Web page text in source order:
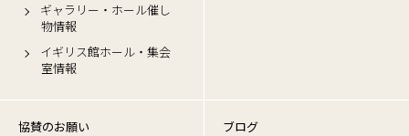
ギャラリー・ホール催し
物情報
イギリス館ホール・集会
室情報
協賛のお願い ブログ